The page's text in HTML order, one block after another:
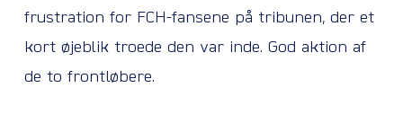
frustration for FCH-fansene på tribunen, der et
kort øjeblik troede den var inde. God aktion af
de to frontløbere.